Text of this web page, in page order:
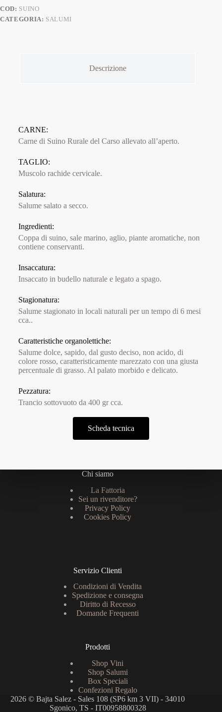
COD: SUINO
CATEGORIA: SALUMI
Descrizione
CARNE:
Carne di Suino Rurale del Carso allevato all’aperto.
TAGLIO:
Muscolo rachide cervicale.
Salatura:
Salume salato a secco.
Ingredienti:
Coppa di suino, sale marino, aglio, piante aromatiche, non
contiene conservanti.
Insaccatura:
Insaccato in budello naturale e legato a spago.
Stagionatura:
Salume stagionato in locali naturali per un tempo di 6 mesi
cca..
Caratteristiche organolettiche:
Salume dolce, sapido, dal gusto deciso, non acido, di
colore rosso, caratteristicamente marezzato con una giusta
percentuale di grasso. Al palato morbido e delicato.
Pezzatura:
Trancio sottovuoto da 400 gr cca.
Scheda tecnica
Chi siamo
La Fattoria
Sei un rivenditore?
Privacy Policy
Cookies Policy
Servizio Clienti
Condizioni di Vendita
Spedizione e consegna
Diritto di Recesso
Domande Frequenti
Prodotti
Shop Vini
Shop Salumi
Box Speciali
Confezioni Regalo
2026 © Bajta Salez - Sales 108 (SP6 km 3 VII) - 34010
Sgonico, TS - IT00958800328